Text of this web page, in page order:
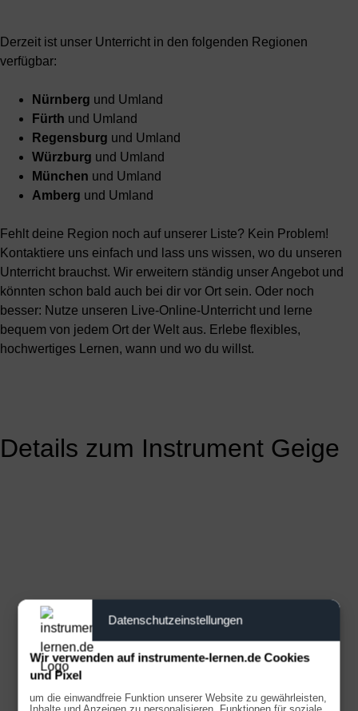
Derzeit ist unser Unterricht in den folgenden Regionen
verfügbar:
Nürnberg und Umland
Fürth und Umland
Regensburg und Umland
Würzburg und Umland
München und Umland
Amberg und Umland
Fehlt deine Region noch auf unserer Liste? Kein Problem!
Kontaktiere uns einfach und lass uns wissen, wo du unseren
Unterricht brauchst. Wir erweitern ständig unser Angebot und
könnten schon bald auch bei dir vor Ort sein. Oder noch
besser: Nutze unseren Live-Online-Unterricht und lerne
bequem von jedem Ort der Welt aus. Erlebe flexibles,
hochwertiges Lernen, wann und wo du willst.
Details zum Instrument Geige
Datenschutzeinstellungen
Wir verwenden auf instrumente-lernen.de Cookies
und Pixel
um die einwandfreie Funktion unserer Website zu gewährleisten,
Inhalte und Anzeigen zu personalisieren, Funktionen für soziale